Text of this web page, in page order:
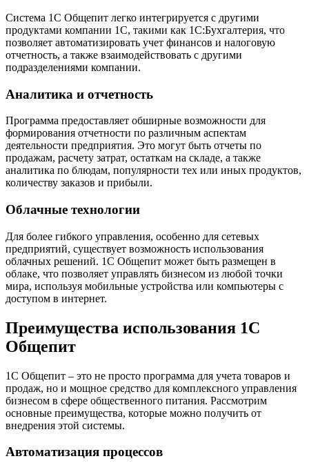
Система 1С Общепит легко интегрируется с другими
продуктами компании 1С, такими как 1С:Бухгалтерия, что
позволяет автоматизировать учет финансов и налоговую
отчетность, а также взаимодействовать с другими
подразделениями компании.
Аналитика и отчетность
Программа предоставляет обширные возможности для
формирования отчетности по различным аспектам
деятельности предприятия. Это могут быть отчеты по
продажам, расчету затрат, остаткам на складе, а также
аналитика по блюдам, популярности тех или иных продуктов,
количеству заказов и прибыли.
Облачные технологии
Для более гибкого управления, особенно для сетевых
предприятий, существует возможность использования
облачных решений. 1С Общепит может быть размещен в
облаке, что позволяет управлять бизнесом из любой точки
мира, используя мобильные устройства или компьютеры с
доступом в интернет.
Преимущества использования 1С
Общепит
1С Общепит – это не просто программа для учета товаров и
продаж, но и мощное средство для комплексного управления
бизнесом в сфере общественного питания. Рассмотрим
основные преимущества, которые можно получить от
внедрения этой системы.
Автоматизация процессов